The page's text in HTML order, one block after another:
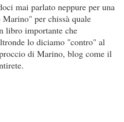
mai parlato neppure per una
per chissà quale
libro importante che
lo diciamo "contro" al
di Marino, blog come il